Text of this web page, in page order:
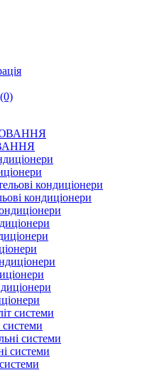
кондиціонери
системи
системи